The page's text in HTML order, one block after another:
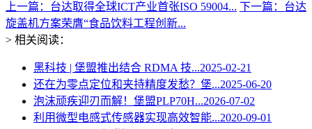
上一篇：台达取得全球ICT产业首张ISO 59004... 下一篇：台达
旋盖机方案荣膺“食品饮料工程创新...
> 相关阅读：
黑科技 | 堡盟推出结合 RDMA 技...2025-02-21
还在为零点定位和夹持精度发愁？堡...2025-06-20
泡沫顽疾迎刃而解！堡盟PLP70H...2026-07-02
利用微型电感式传感器实现高效智能...2020-09-01